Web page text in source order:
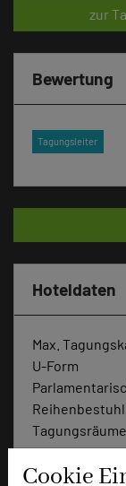
Cookie
zur
Bewertung
Tagungsleiter
Hoteldaten
Max.
U-Form
Tagungsräume